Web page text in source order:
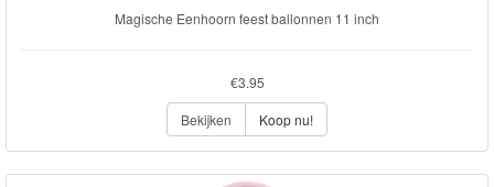
Magische Eenhoorn feest ballonnen 11 inch
€3.95
Bekijken
Koop nu!